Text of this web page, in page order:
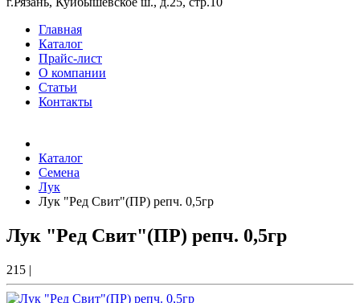
Главная
Каталог
Прайс-лист
О компании
Статьи
Контакты
Каталог
Семена
Лук
Лук "Ред Свит"(ПР) репч. 0,5гр
Лук "Ред Свит"(ПР) репч. 0,5гр
215 |